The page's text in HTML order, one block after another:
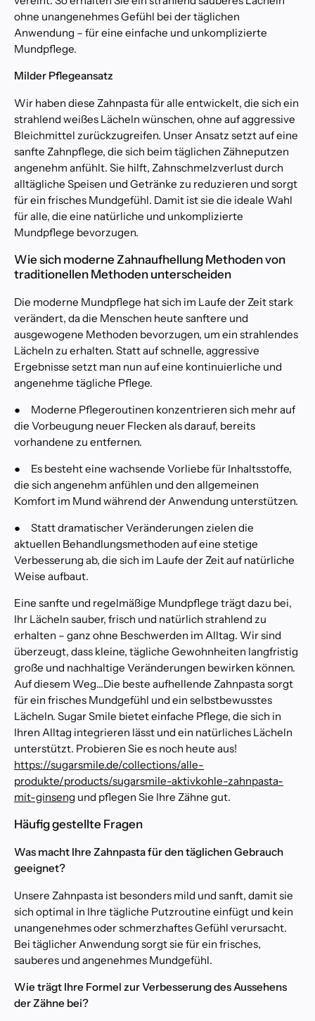
ohne unangenehmes Gefühl bei der täglichen
Anwendung – für eine einfache und unkomplizierte
Mundpflege.
Milder Pflegeansatz
Wir haben diese Zahnpasta für alle entwickelt, die sich ein
strahlend weißes Lächeln wünschen, ohne auf aggressive
Bleichmittel zurückzugreifen. Unser Ansatz setzt auf eine
sanfte Zahnpflege, die sich beim täglichen Zähneputzen
angenehm anfühlt. Sie hilft, Zahnschmelzverlust durch
alltägliche Speisen und Getränke zu reduzieren und sorgt
für ein frisches Mundgefühl. Damit ist sie die ideale Wahl
für alle, die eine natürliche und unkomplizierte
Mundpflege bevorzugen.
Wie sich moderne Zahnaufhellung Methoden von
traditionellen Methoden unterscheiden
Die moderne Mundpflege hat sich im Laufe der Zeit stark
verändert, da die Menschen heute sanftere und
ausgewogene Methoden bevorzugen, um ein strahlendes
Lächeln zu erhalten. Statt auf schnelle, aggressive
Ergebnisse setzt man nun auf eine kontinuierliche und
angenehme tägliche Pflege.
●
Moderne Pflegeroutinen konzentrieren sich mehr auf
die Vorbeugung neuer Flecken als darauf, bereits
vorhandene zu entfernen.
●
Es besteht eine wachsende Vorliebe für Inhaltsstoffe,
die sich angenehm anfühlen und den allgemeinen
Komfort im Mund während der Anwendung unterstützen.
●
Statt dramatischer Veränderungen zielen die
aktuellen Behandlungsmethoden auf eine stetige
Verbesserung ab, die sich im Laufe der Zeit auf natürliche
Weise aufbaut.
Eine sanfte und regelmäßige Mundpflege trägt dazu bei,
Ihr Lächeln sauber, frisch und natürlich strahlend zu
erhalten – ganz ohne Beschwerden im Alltag. Wir sind
überzeugt, dass kleine, tägliche Gewohnheiten langfristig
große und nachhaltige Veränderungen bewirken können.
Auf diesem Weg…Die beste aufhellende Zahnpasta sorgt
für ein frisches Mundgefühl und ein selbstbewusstes
Lächeln. Sugar Smile bietet einfache Pflege, die sich in
Ihren Alltag integrieren lässt und ein natürliches Lächeln
unterstützt. Probieren Sie es noch heute aus!
https://sugarsmile.de/collections/alle-
produkte/products/sugarsmile-aktivkohle-zahnpasta-
mit-ginseng und pflegen Sie Ihre Zähne gut.
Häufig gestellte Fragen
Was macht Ihre Zahnpasta für den täglichen Gebrauch
geeignet?
Unsere Zahnpasta ist besonders mild und sanft, damit sie
sich optimal in Ihre tägliche Putzroutine einfügt und kein
unangenehmes oder schmerzhaftes Gefühl verursacht.
Bei täglicher Anwendung sorgt sie für ein frisches,
sauberes und angenehmes Mundgefühl.
Wie trägt Ihre Formel zur Verbesserung des Aussehens
der Zähne bei?
K
u
n
f
r
S
u
g
a
r
i
l
e
n
t
s
c
i
d
P
r
o
e
s
s
n
e
l
l
e
Z
a
h
n
a
u
f
h
e
n
k
l
i
n
i
i